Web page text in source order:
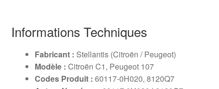
Informations Techniques
Fabricant : Stellantis (Citroën / Peugeot)
Modèle : Citroën C1, Peugeot 107
Codes Produit : 60117-0H020, 8120Q7